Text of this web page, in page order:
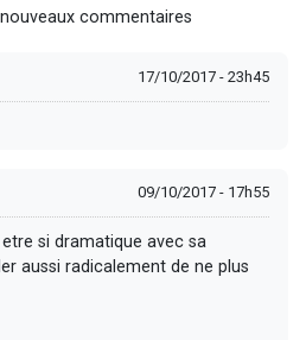
commentaires
17/10/2017 - 23h45
09/10/2017 - 17h55
si dramatique avec sa
aussi radicalement de ne plus